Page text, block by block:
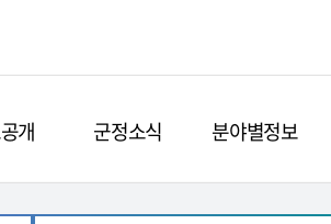
개 군정소식 분야별정보